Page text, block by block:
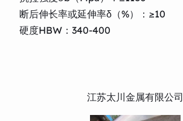
断后伸长率或延伸率δ（%）：≥10
硬度HBW：340-400
江苏太川金属有限公司